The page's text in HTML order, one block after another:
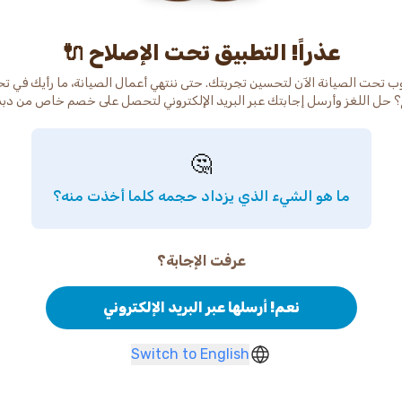
عذراً! التطبيق تحت الإصلاح 🔌
تحت الصيانة الآن لتحسين تجربتك. حتى ننتهي أعمال الصيانة، ما رأيك في
حل اللغز وأرسل إجابتك عبر البريد الإلكتروني لتحصل على خصم خاص من
🤔
ما هو الشيء الذي يزداد حجمه كلما أخذت منه؟
عرفت الإجابة؟
نعم! أرسلها عبر البريد الإلكتروني
Switch to English